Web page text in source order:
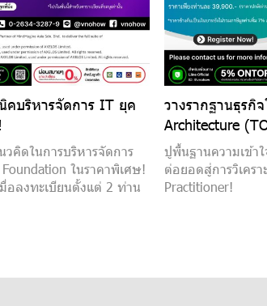
คบริหารจัดการ IT ยุค
วคิดในการบริหารจัดการ
ในราคาพิเศษ!
อลงทะเบียนตั้งแต่ 2 ท่าน
วางรากฐานธุรกิ
Architecture
ปูพื้นฐานความเข้า
ต่อยอดสู่การวิเครา
Practitioner!